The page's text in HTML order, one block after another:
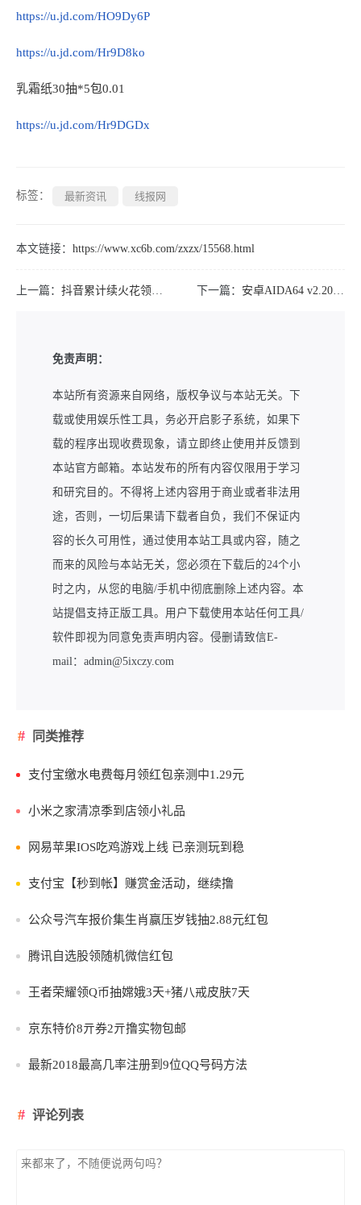
https://u.jd.com/HO9Dy6P
https://u.jd.com/Hr9D8ko
乳霜纸30抽*5包0.01
https://u.jd.com/Hr9DGDx
标签： 最新资讯 线报网
本文链接： https://www.xc6b.com/zxzx/15568.html
上一篇： 抖音累计续火花领海底捞菜品 下一篇： 安卓AIDA64 v2.20高级版
免责声明：
本站所有资源来自网络，版权争议与本站无关。下
载或使用娱乐性工具，务必开启影子系统，如果下
载的程序出现收费现象，请立即终止使用并反馈到
本站官方邮箱。本站发布的所有内容仅限用于学习
和研究目的。不得将上述内容用于商业或者非法用
途，否则，一切后果请下载者自负，我们不保证内
容的长久可用性，通过使用本站工具或内容，随之
而来的风险与本站无关，您必须在下载后的24个小
时之内，从您的电脑/手机中彻底删除上述内容。本
站提倡支持正版工具。用户下载使用本站任何工具/
软件即视为同意免责声明内容。侵删请致信E-
mail：admin@5ixczy.com
同类推荐
支付宝缴水电费每月领红包亲测中1.29元
小米之家清凉季到店领小礼品
网易苹果IOS吃鸡游戏上线 已亲测玩到稳
支付宝【秒到帐】赚赏金活动，继续撸
公众号汽车报价集生肖赢压岁钱抽2.88元红包
腾讯自选股领随机微信红包
王者荣耀领Q币抽嫦娥3天+猪八戒皮肤7天
京东特价8亓券2亓撸实物包邮
最新2018最高几率注册到9位QQ号码方法
评论列表